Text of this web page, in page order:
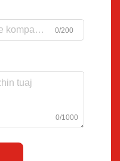
0/200
0/1000